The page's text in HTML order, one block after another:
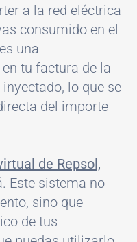
a la red eléctrica
consumido en el
una
tu factura de la
lo que se
del importe
de Repsol,
Este sistema no
sino que
de tus